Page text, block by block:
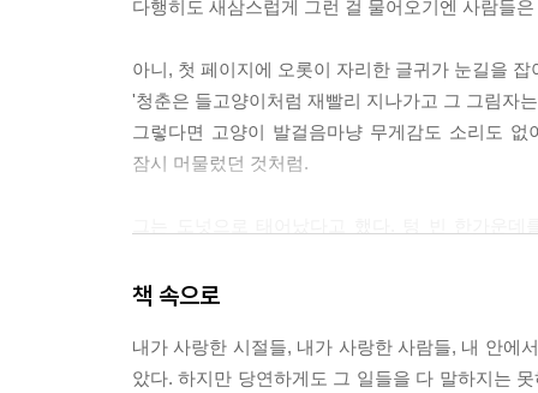
다행히도 새삼스럽게 그런 걸 물어오기엔 사람들
아니, 첫 페이지에 오롯이 자리한 글귀가 눈길을
'청춘은 들고양이처럼 재빨리 지나가고 그 그림자
그렇다면 고양이 발걸음마냥 무게감도 소리도
잠시 머물렀던 것처럼.
채워지면 나 아닌 다른 사람이 되어버린다는 사실
차이점이 있다면 그럴 때마다 그는 허전한 맘을
충분하다니까 어디, 나도 좀 봅시다 하는 심정으로
책 속으로
내가 사랑한 시절들, 내가 사랑한 사람들, 내 안에
았다. 하지만 당연하게도 그 일들을 다 말하지는